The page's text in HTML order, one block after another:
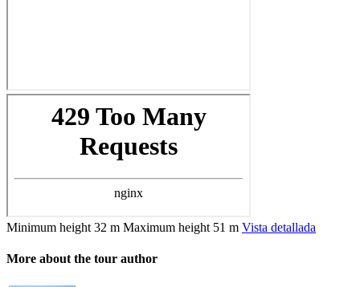
Minimum height 32 m Maximum height 51 m Vista detallada
More about the tour author